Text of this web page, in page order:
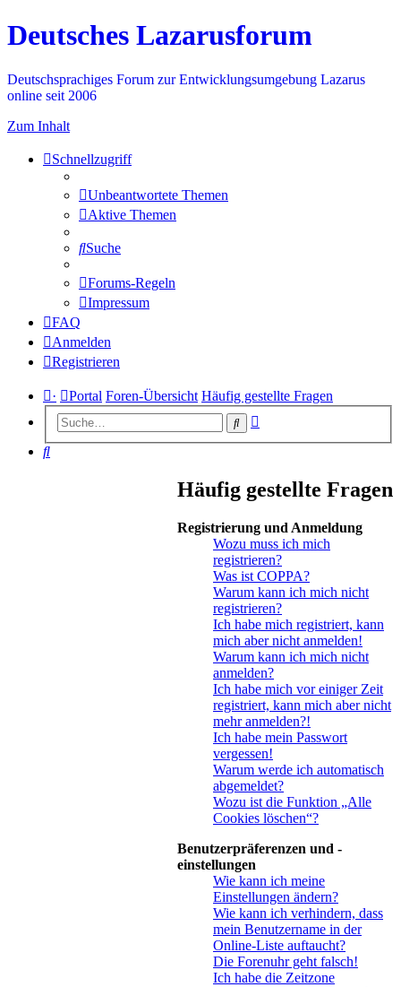
Deutsches Lazarusforum
Deutschsprachiges Forum zur Entwicklungsumgebung Lazarus
online seit 2006
Zum Inhalt
Schnellzugriff
Unbeantwortete Themen
Aktive Themen
Suche
Forums-Regeln
Impressum
FAQ
Anmelden
Registrieren
· Portal Foren-Übersicht Häufig gestellte Fragen
Suche
Suche
Häufig gestellte Fragen
Registrierung und Anmeldung
Wozu muss ich mich
registrieren?
Was ist COPPA?
Warum kann ich mich nicht
registrieren?
Ich habe mich registriert, kann
mich aber nicht anmelden!
Warum kann ich mich nicht
anmelden?
Ich habe mich vor einiger Zeit
registriert, kann mich aber nicht
mehr anmelden?!
Ich habe mein Passwort
vergessen!
Warum werde ich automatisch
abgemeldet?
Wozu ist die Funktion „Alle
Cookies löschen“?
Benutzerpräferenzen und -
einstellungen
Wie kann ich meine
Einstellungen ändern?
Wie kann ich verhindern, dass
mein Benutzername in der
Online-Liste auftaucht?
Die Forenuhr geht falsch!
Ich habe die Zeitzone